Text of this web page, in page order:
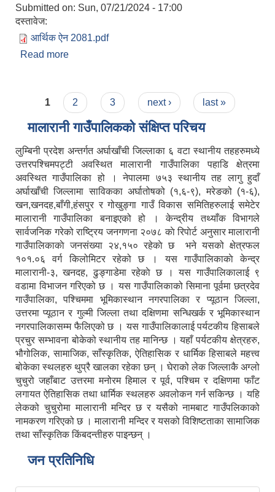
Submitted on: Sun, 07/21/2024 - 17:00
दस्तावेज:
आर्थिक ऐन 2081.pdf
Read more
Pages
1 2 3 next › last »
मालारानी गाउँपालिकको संक्षिप्त परिचय
लुम्बिनी प्रदेश अन्तर्गत अर्घाखाँची जिल्लाका ६ वटा स्थानीय तहहरुमध्ये
उत्तरपश्चिमपट्टी अवस्थित मालारानी गाउँपालिका पहाडि क्षेत्रमा
अवस्थित गाउँपालिका हो । नेपालमा ७५३ स्थानीय तह लागु हुदाँ
अर्घाखाँची जिल्लामा साविकका अर्घातोषको (१,६-९), मरेङको (१-६),
खन,खनदह,बाँगी,हंसपुर र गोखुङ्गा गाउँ विकास समितिहरुलाई समेटेर
मालारानी गाउँपालिका बनाइएको हो । केन्द्रीय तथ्याँक विभागले
सार्वजनिक गरेको राष्ट्रिय जनगणना २०७८ काे रिपाेर्ट अनुसार मालारानी
गाउँपालिकाकाे जनसंख्या २४,१५० रहेकाे छ भने यसको क्षेत्रफल
१०१.०६ वर्ग किलोमिटर रहेको छ । यस गाउँपालिकाकाे केन्द्र
मालारानी-३, खनदह, ढुङ्गाडेमा रहेकाे छ । यस गाउँपालिकालाई ९
वडामा विभाजन गरिएको छ । यस गाउँपालिकाको सिमाना पूर्वमा छत्रदेव
गाउँपालिका, पश्चिममा भूमिकास्थान नगरपालिका र प्यूठान जिल्ला,
उत्तरमा प्यूठान र गुल्मी जिल्ला तथा दक्षिणमा सन्धिखर्क र भूमिकास्थान
नगरपालिकासम्म फैलिएको छ । यस गाउँपालिकालाई पर्यटकीय हिसाबले
प्रचुर सम्भावना बोकेको स्थानीय तह मानिन्छ । यहाँ पर्यटकीय क्षेत्रहरु,
भौगोलिक, सामाजिक, साँस्कृतिक, ऐतिहासिक र धार्मिक हिसाबले महत्त्व
बोकेका स्थलहरु थुप्रै खालका रहेका छन् । घेराको लेक जिल्लाकै अग्लो
चुचुरो जहाँबाट उत्तरमा मनोरम हिमाल र पूर्व, पश्चिम र दक्षिणमा फाँट
लगायत ऐतिहासिक तथा धार्मिक स्थलहरु अवलोकन गर्न सकिन्छ । यहि
लेकको चुचुरोमा मालारानी मन्दिर छ र यसैको नामबाट गाउँपलिकाको
नामकरण गरिएको छ । मालारानी मन्दिर र यसको विशिष्टताका सामाजिक
तथा साँस्कृतिक किंबदन्तीहरु पाइन्छन् ।
जन प्रतिनिधि